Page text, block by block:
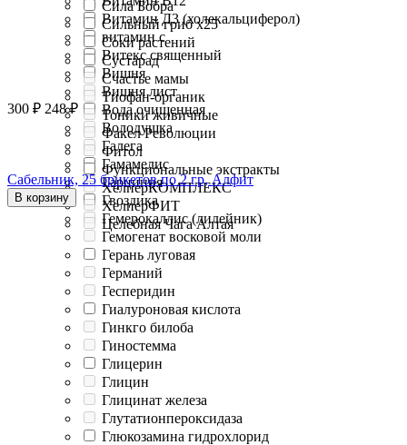
Витамин Д3 (холекальциферол)
витамин с
Витекс священный
Вишня
Вишня лист
Вода очищенная
Володушка
Галега
Гамамелис
Гарциния
Гвоздика
Гемерокаллис (лилейник)
Гемогенат восковой моли
Герань луговая
Германий
Гесперидин
Гиалуроновая кислота
Гинкго билоба
Гиностемма
Глицерин
Глицин
Глицинат железа
Глутатионпероксидаза
Глюкозамина гидрохлорид
Сила Бобра
Сильный гриб х25
Соки растений
Сустарад
Счастье мамы
Тиофан-органик
Тоники живичные
Факел Революции
Фитол
Функциональные экстракты
ХелперКОМПЛЕКС
ХелперФИТ
Целебная Чага Алтая
300 ₽ 248 ₽
Сабельник, 25 брикетов по 2 гр, Алфит
В корзину